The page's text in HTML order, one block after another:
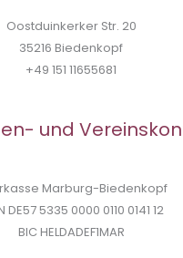
Oostduinkerker Str. 20
35216 Biedenkopf
+49 151 11655681
und
Marburg-Biedenkopf
DE57 5335 0000 0110 0141 12
BIC HELDADEF1MAR